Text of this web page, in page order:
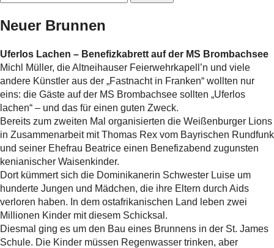
Neuer Brunnen
Uferlos Lachen – Benefizkabrett auf der MS Brombachsee
Michl Müller, die Altneihauser Feierwehrkapell’n und viele
andere Künstler aus der „Fastnacht in Franken“ wollten nur
eins: die Gäste auf der MS Brombachsee sollten „Uferlos
lachen“ – und das für einen guten Zweck.
Bereits zum zweiten Mal organisierten die Weißenburger Lions
in Zusammenarbeit mit Thomas Rex vom Bayrischen Rundfunk
und seiner Ehefrau Beatrice einen Benefizabend zugunsten
kenianischer Waisenkinder.
Dort kümmert sich die Dominikanerin Schwester Luise um
hunderte Jungen und Mädchen, die ihre Eltern durch Aids
verloren haben. In dem ostafrikanischen Land leben zwei
Millionen Kinder mit diesem Schicksal.
Diesmal ging es um den Bau eines Brunnens in der St. James
Schule. Die Kinder müssen Regenwasser trinken, aber